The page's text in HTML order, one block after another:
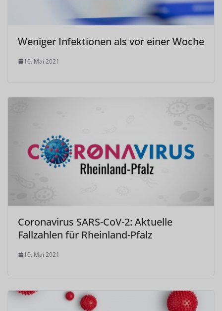
Weniger Infektionen als vor einer Woche
10. Mai 2021
Coronavirus SARS-CoV-2: Aktuelle
Fallzahlen für Rheinland-Pfalz
10. Mai 2021